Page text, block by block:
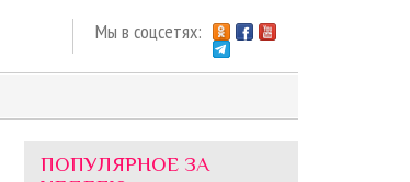
Мы в соцсетях:
ПОПУЛЯРНОЕ ЗА